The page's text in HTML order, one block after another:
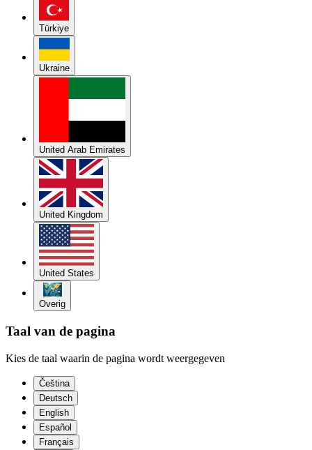
Türkiye
Ukraine
United Arab Emirates
United Kingdom
United States
Overig
Taal van de pagina
Kies de taal waarin de pagina wordt weergegeven
Čeština
Deutsch
English
Español
Français